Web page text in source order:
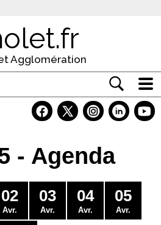
Agglomération
- Agenda
02
Avr.
03
Avr.
04
Avr.
05
Avr.